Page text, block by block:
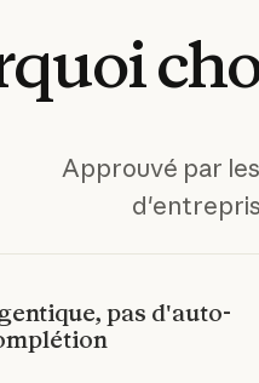
Approuvé par
pas d'auto-